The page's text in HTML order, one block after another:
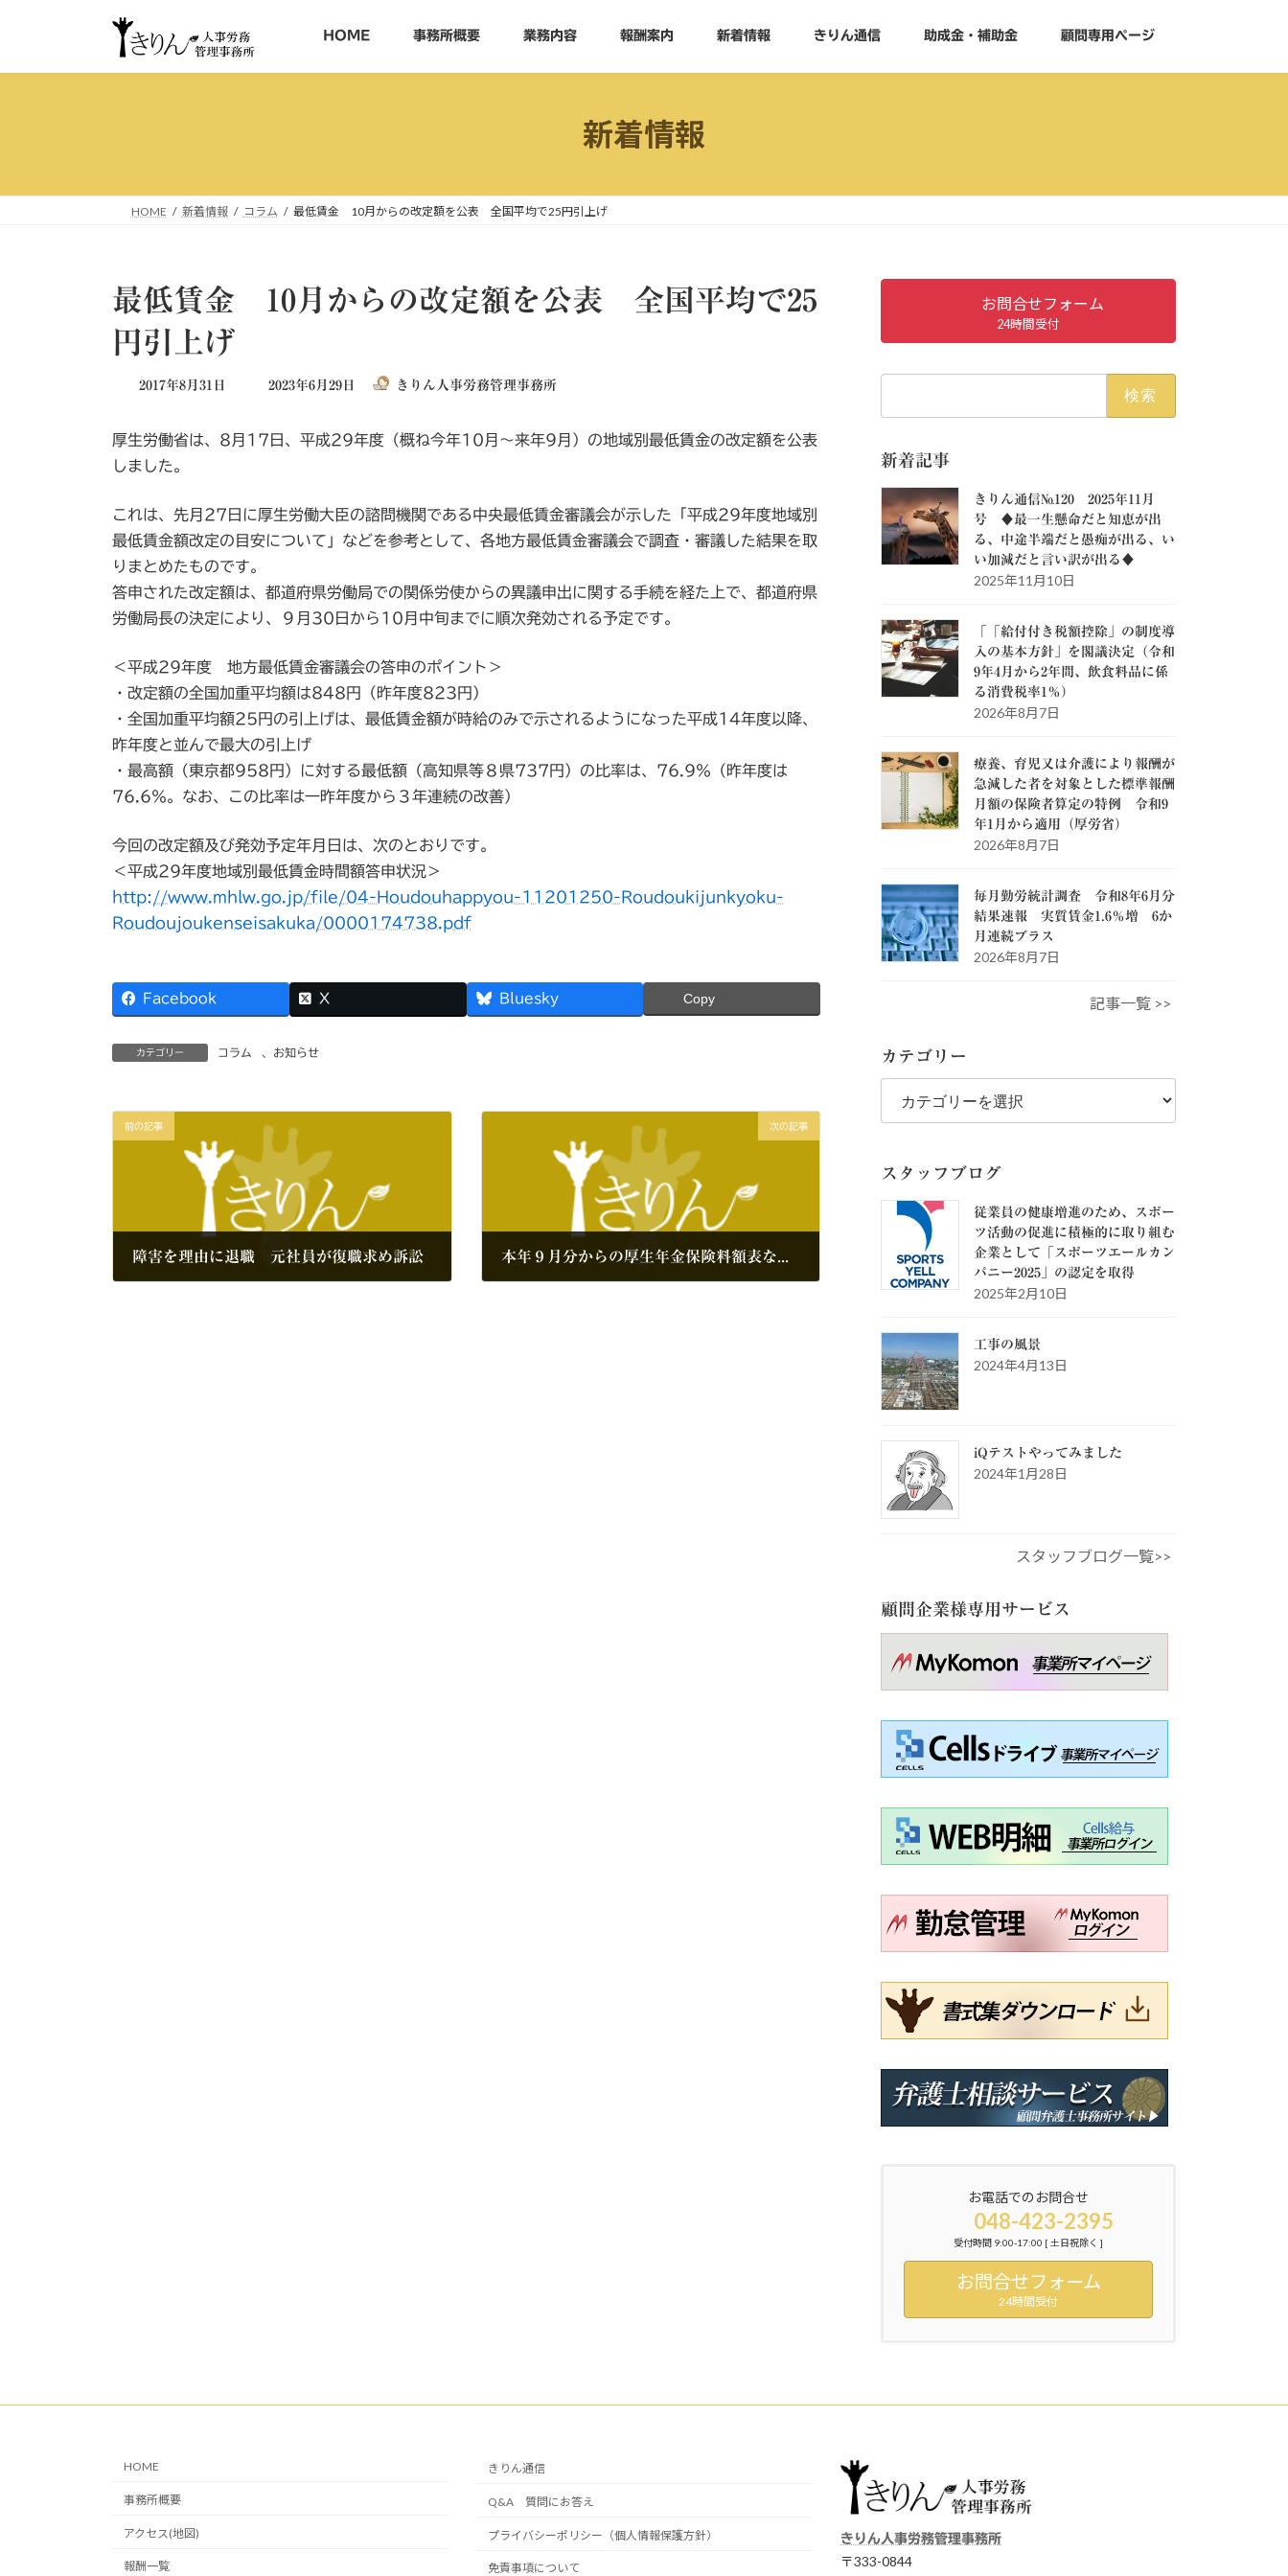
ッ
移
HOME 事務所概要 業務内容 報酬案内 新着情報 きりん通信 助成金・補助金 顧問専用ページ
新着情報
HOME 新着情報 コラム 最低賃金 10月からの改定額を公表 全国平均で25円引上げ
最低賃金 10月からの改定額を公表 全国平均で25
円引上げ
2017年8月31日
最
新
2023年6月29日 きりん人事労務管理事務所
厚生労働省は、8月17日、平成29年度（概ね今年10月～来年9月）の地域別最低賃金の改定額を公表
しました。
これは、先月27日に厚生労働大臣の諮問機関である中央最低賃金審議会が示した「平成29年度地域別
最低賃金額改定の目安について」などを参考として、各地方最低賃金審議会で調査・審議した結果を取
りまとめたものです。
答申された改定額は、都道府県労働局での関係労使からの異議申出に関する手続を経た上で、都道府県
労働局長の決定により、９月30日から10月中旬までに順次発効される予定です。
＜平成29年度 地方最低賃金審議会の答申のポイント＞
・改定額の全国加重平均額は848円（昨年度823円）
・全国加重平均額25円の引上げは、最低賃金額が時給のみで示されるようになった平成14年度以降、
昨年度と並んで最大の引上げ
・最高額（東京都958円）に対する最低額（高知県等８県737円）の比率は、76.9％（昨年度は
76.6％。なお、この比率は一昨年度から３年連続の改善）
今回の改定額及び発効予定年月日は、次のとおりです。
＜平成29年度地域別最低賃金時間額答申状況＞
http://www.mhlw.go.jp/file/04-Houdouhappyou-11201250-Roudoukijunkyoku-
Roudoujoukenseisakuka/0000174738.pdf
Facebook X Bluesky Copy
カテゴリー コラム 、 お知らせ
前の記事
障害を理由に退職 元社員が復職求め訴訟
次の記事
お問合せフォーム
24時間受付
新着記事
きりん通信№120 2025年11月
号 ♦最一生懸命だと知恵が出
る、中途半端だと愚痴が出る、い
い加減だと言い訳が出る♦
2025年11月10日
「「給付付き税額控除」の制度導
入の基本方針」を閣議決定（令和
9年4月から2年間、飲食料品に係
る消費税率1％）
2026年8月7日
療養、育児又は介護により報酬が
急減した者を対象とした標準報酬
月額の保険者算定の特例 令和9
年1月から適用（厚労省）
2026年8月7日
毎月勤労統計調査 令和8年6月分
結果速報 実質賃金1.6％増 6か
月連続プラス
2026年8月7日
記事一覧 >>
カテゴリー
カ
ゴ
ー
スタッフブログ
従業員の健康増進のため、スポー
ツ活動の促進に積極的に取り組む
企業として「スポーツエールカン
パニー2025」の認定を取得
2025年2月10日
工事の風景
2024年4月13日
iQテストやってみました
2024年1月28日
スタッフブログ一覧>>
顧問企業様専用サービス
お電話でのお問合せ
048-423-2395
受付時間 9:00-17:00 [ 土日祝除く ]
お問合せフォーム
24時間受付
HOME
事務所概要
アクセス(地図)
報酬一覧
きりん通信
Q&A 質問にお答え
プライバシーポリシー（個人情報保護方針）
免責事項について
きりん人事労務管理事務所
〒333-0844